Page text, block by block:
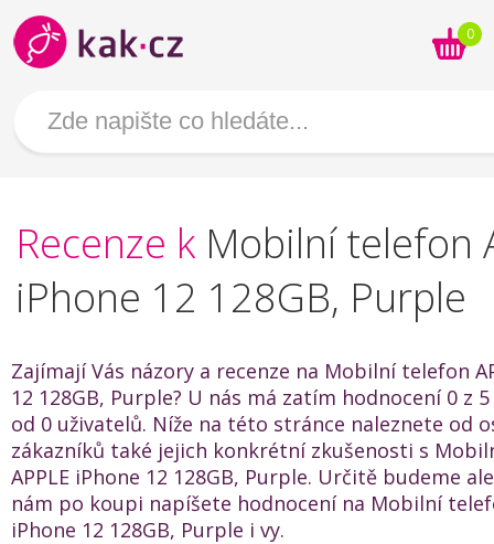
0
Recenze k Mobilní telefon
iPhone 12 128GB, Purple
Zajímají Vás názory a recenze na Mobilní telefon
12 128GB, Purple? U nás má zatím hodnocení 0 z
od 0 uživatelů. Níže na této stránce naleznete od
zákazníků také jejich konkrétní zkušenosti s
APPLE iPhone 12 128GB, Purple. Určitě budeme
nám po koupi napíšete hodnocení na Mobilní
iPhone 12 128GB, Purple i vy.